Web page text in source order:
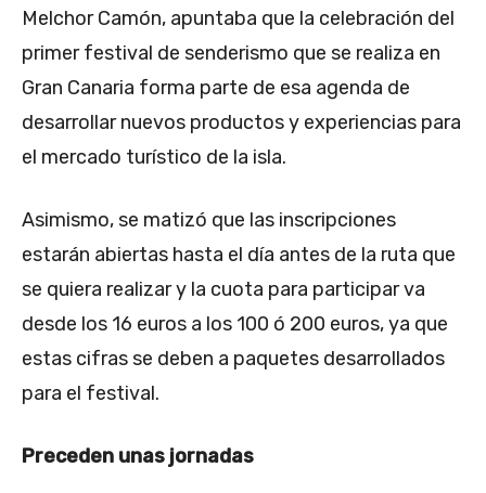
Melchor Camón, apuntaba que la celebración del
primer festival de senderismo que se realiza en
Gran Canaria forma parte de esa agenda de
desarrollar nuevos productos y experiencias para
el mercado turístico de la isla.
Asimismo, se matizó que las inscripciones
estarán abiertas hasta el día antes de la ruta que
se quiera realizar y la cuota para participar va
desde los 16 euros a los 100 ó 200 euros, ya que
estas cifras se deben a paquetes desarrollados
para el festival.
Preceden unas jornadas